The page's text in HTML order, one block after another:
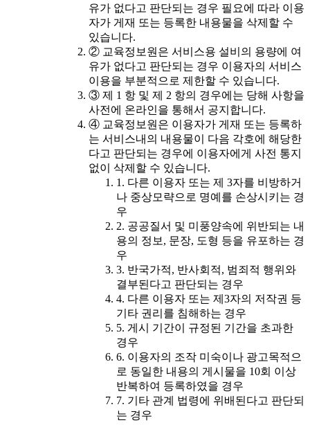
유가 없다고 판단되는 경우 필요에 따라 이용
자가 게재 또는 등록한 내용물을 삭제할 수
있습니다.
② 교육정보원은 서비스용 설비의 용량에 여
유가 없다고 판단되는 경우 이용자의 서비스
이용을 부분적으로 제한할 수 있습니다.
③ 제 1 항 및 제 2 항의 경우에는 당해 사항을
사전에 온라인을 통해서 공지합니다.
④ 교육정보원은 이용자가 게재 또는 등록하
는 서비스내의 내용물이 다음 각호에 해당한
다고 판단되는 경우에 이용자에게 사전 통지
없이 삭제할 수 있습니다.
1. 다른 이용자 또는 제 3자를 비방하거
나 중상모략으로 명예를 손상시키는 경
우
2. 공공질서 및 미풍양속에 위반되는 내
용의 정보, 문장, 도형 등을 유포하는 경
우
3. 반국가적, 반사회적, 범죄적 행위와
결부된다고 판단되는 경우
4. 다른 이용자 또는 제3자의 저작권 등
기타 권리를 침해하는 경우
5. 게시 기간이 규정된 기간을 초과한
경우
6. 이용자의 조작 미숙이나 광고목적으
로 동일한 내용의 게시물을 10회 이상
반복하여 등록하였을 경우
7. 기타 관계 법령에 위배된다고 판단되
는 경우